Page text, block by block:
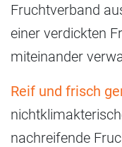
Fruchtverband
einer verdickten
miteinander
Reif und frisch
nachreifende